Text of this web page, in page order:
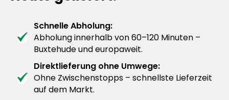
Schnelle Abholung:
Abholung innerhalb von 60–120 Minuten –
Buxtehude und europaweit.
Direktlieferung ohne Umwege:
Ohne Zwischenstopps – schnellste Lieferzeit
auf dem Markt.